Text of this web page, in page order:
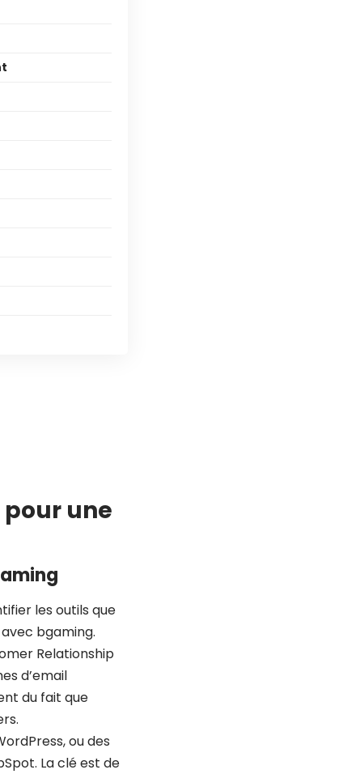
une
les outils que
bgaming.
Relationship
d’email
du fait que
ou des
La clé est de